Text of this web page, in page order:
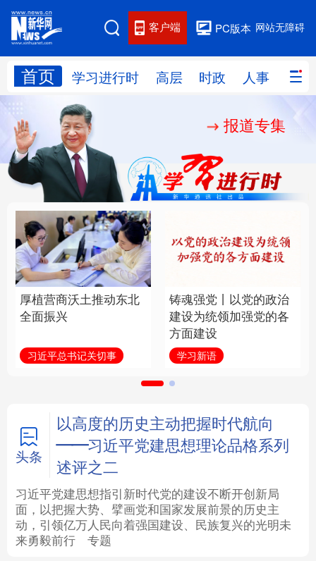
网站无障碍
PC版本
客户端
首页 学习进行时 高层 时政 人事 国际
网站地图
学习进行时 人事
国际 财经 网评
思客智库 全球连线 教育
科技 科创 量子 体育
文化 书画
访谈 视频 图片 政务
学术中国 乡村振兴 银龄 溯源中国
城市 旅游 能源 会展
彩票 娱乐 时尚 悦读
公益 一带一路 亚太网 上市公司
报道专集
厚植营商沃土推动东北
全面振兴
习近平总书记关切事
铸魂强党丨以党的政治
建设为统领加强党的各
方面建设
学习新语
头条
以高度的历史主动把握时代航向
——习近平党建思想理论品格系列
述评之二
习近平党建思想指引新时代党的建设不断开创新局
面，以把握大势、擘画党和国家发展前景的历史主
动，引领亿万人民向着强国建设、民族复兴的光明未
来勇毅前行
专题